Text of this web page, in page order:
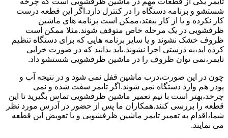
شستشو و برنامه دستگاه را در کنترل دارد.اگر این قطعه درست
کار نکرده و یا از کار بیفتد،ممکن است برنامه های ماشین
ظرفشویی در یک مرحله خاص متوقف شوند.مثلا ممکن است
ظروف خشک نشوند و یا سایر برنامه هایی که برای دستگاه تنظیم
کرده اید،به درستی اجرا نشوند.باید بدانید که در صورت خرابی
تایمر،نمی توان ظروف را در ماشین ظرفشویی شستشو داد.
چون در این صورت،درب ماشین قفل نمی شود و در نتیجه آب و
پودر هم وارد دستگاه نمی شوند.اگر تایمر سفت شده و نمی
چرخد،بهتر است با تیم تعمیر ماشین ظرفشویی تماس بگیرید تا این
قطعه را بررسی کنند.همکاران ما پس از حضور در آدرس مورد نظر
شما،اقدام به تعمیر تایمر ماشین ظرفشویی و یا تعویض این قطعه
می نمایند.